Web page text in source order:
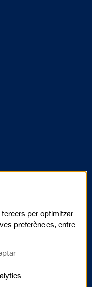
per optimitzar
preferències, entre
para el lugar